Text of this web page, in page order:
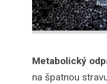
Metabolický
na špatnou